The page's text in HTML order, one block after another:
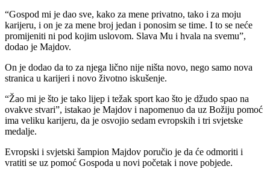
“Gospod mi je dao sve, kako za mene privatno, tako i za moju
karijeru, i on je za mene broj jedan i ponosim se time. I to se neće
promijeniti ni pod kojim uslovom. Slava Mu i hvala na svemu”,
dodao je Majdov.
On je dodao da to za njega lično nije ništa novo, nego samo nova
stranica u karijeri i novo životno iskušenje.
“Žao mi je što je tako lijep i težak sport kao što je džudo spao na
ovakve stvari”, istakao je Majdov i napomenuo da uz Božiju pomoć
ima veliku karijeru, da je osvojio sedam evropskih i tri svjetske
medalje.
Evropski i svjetski šampion Majdov poručio je da će odmoriti i
vratiti se uz pomoć Gospoda u novi početak i nove pobjede.